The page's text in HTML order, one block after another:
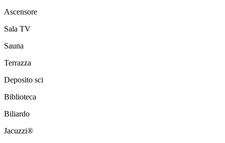
Ascensore
Sala TV
Sauna
Terrazza
Deposito sci
Biblioteca
Biliardo
Jacuzzi®